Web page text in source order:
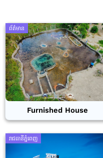
ព័ត៌មាន
Furnished House
រាជធានីភ្នំពេញ